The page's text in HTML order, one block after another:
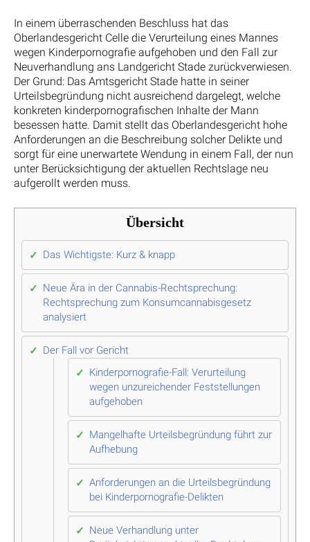
In einem überraschenden Beschluss hat das
Oberlandesgericht Celle die Verurteilung eines Mannes
wegen Kinderpornografie aufgehoben und den Fall zur
Neuverhandlung ans Landgericht Stade zurückverwiesen.
Der Grund: Das Amtsgericht Stade hatte in seiner
Urteilsbegründung nicht ausreichend dargelegt, welche
konkreten kinderpornografischen Inhalte der Mann
besessen hatte. Damit stellt das Oberlandesgericht hohe
Anforderungen an die Beschreibung solcher Delikte und
sorgt für eine unerwartete Wendung in einem Fall, der nun
unter Berücksichtigung der aktuellen Rechtslage neu
aufgerollt werden muss.
Übersicht
Das Wichtigste: Kurz & knapp
Neue Ära in der Cannabis-Rechtsprechung:
Rechtsprechung zum Konsumcannabisgesetz
analysiert
Der Fall vor Gericht
Kinderpornografie-Fall: Verurteilung
wegen unzureichender Feststellungen
aufgehoben
Mangelhafte Urteilsbegründung führt zur
Aufhebung
Anforderungen an die Urteilsbegründung
bei Kinderpornografie-Delikten
Neue Verhandlung unter